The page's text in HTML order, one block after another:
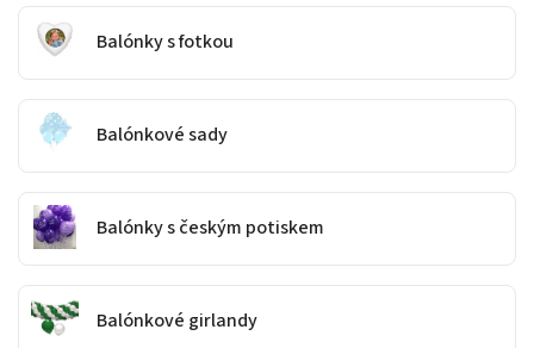
Balónky s fotkou
Balónkové sady
Balónky s českým potiskem
Balónkové girlandy